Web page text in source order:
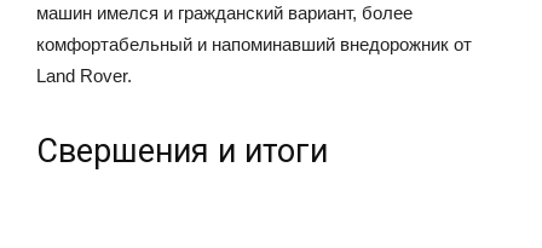
машин имелся и гражданский вариант, более
комфортабельный и напоминавший внедорожник от
Land Rover.
Свершения и итоги